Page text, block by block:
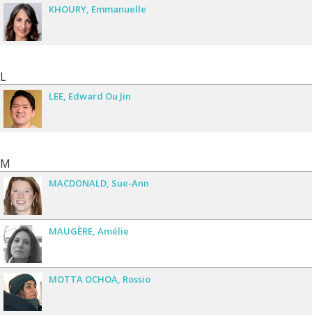
KHOURY Emmanuelle
L
LEE Edward Ou Jin
M
MACDONALD Sue-Ann
MAUGÈRE Amélie
MOTTA OCHOA Rossio